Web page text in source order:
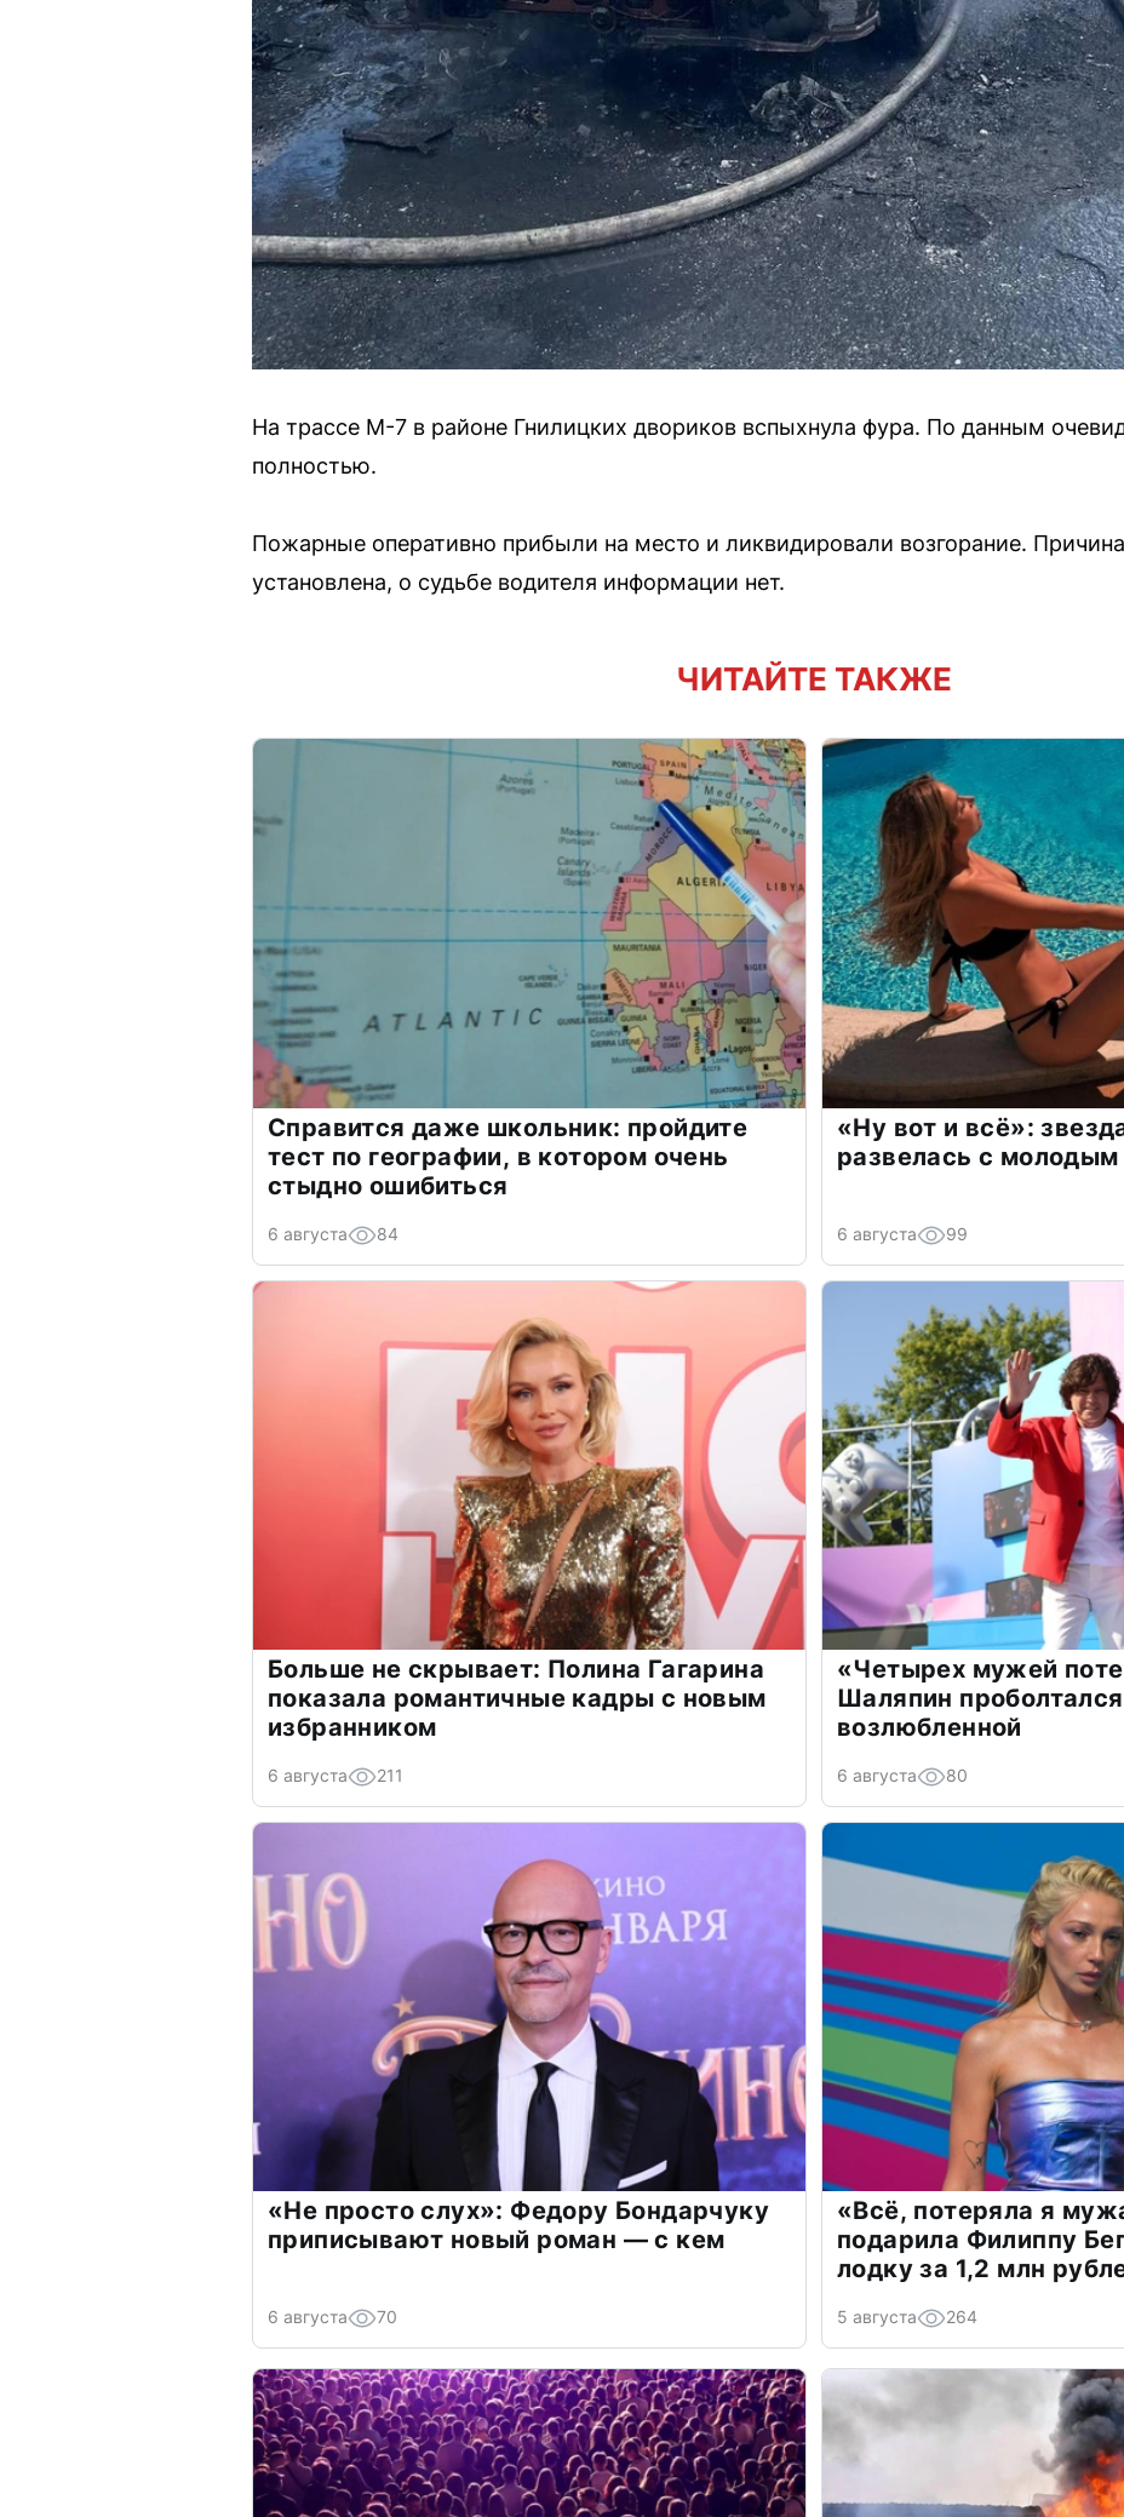
На трассе М-7 в районе Гнилицких двориков вспыхнула фура. По данным
полностью.
Пожарные оперативно прибыли на место и ликвидировали возгорание.
установлена, о судьбе водителя информации нет.
ЧИТАЙТЕ ТАКЖЕ
Справится даже школьник: пройдите
тест по географии, в котором очень
стыдно ошибиться
6 августа 84
«Ну вот и всё»:
развелась с
6 августа 99
Больше не скрывает: Полина Гагарина
показала романтичные кадры с новым
избранником
6 августа 211
«Четырех мужей
Шаляпин
возлюбленной
6 августа 80
«Не просто слух»: Федору Бондарчуку
приписывают новый роман — с кем
6 августа 70
«Всё, потеряла я
подарила Филиппу
лодку за 1,2 млн
5 августа 264